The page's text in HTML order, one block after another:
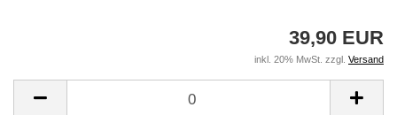
39,90 EUR
inkl. 20% MwSt. zzgl. Versand